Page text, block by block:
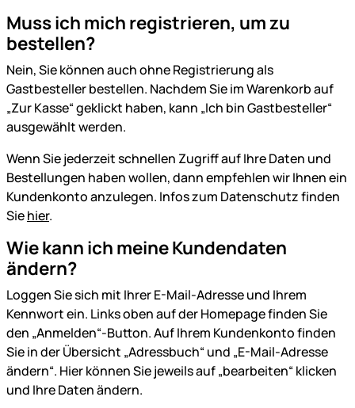
Muss ich mich registrieren, um zu
bestellen?
Nein, Sie können auch ohne Registrierung als
Gastbesteller bestellen. Nachdem Sie im Warenkorb auf
„Zur Kasse“ geklickt haben, kann „Ich bin Gastbesteller“
ausgewählt werden.
Wenn Sie jederzeit schnellen Zugriff auf Ihre Daten und
Bestellungen haben wollen, dann empfehlen wir Ihnen ein
Kundenkonto anzulegen. Infos zum Datenschutz finden
Siehier.
Wie kann ich meine Kundendaten
ändern?
Loggen Sie sich mit Ihrer E-Mail-Adresse und Ihrem
Kennwort ein. Links oben auf der Homepage finden Sie
den „Anmelden“-Button. Auf Ihrem Kundenkonto finden
Sie in der Übersicht „Adressbuch“ und „E-Mail-Adresse
ändern“. Hier können Sie jeweils auf „bearbeiten“ klicken
und Ihre Daten ändern.